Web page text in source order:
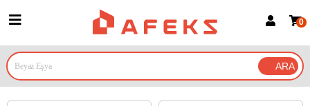
Google İle Bağlan
0